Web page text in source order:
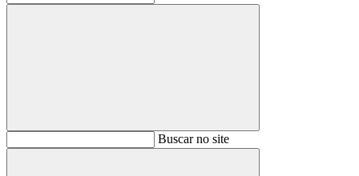
BuscarBuscar no site